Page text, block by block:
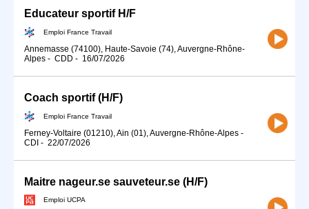
Educateur sportif H/F
Emploi France Travail
Annemasse (74100), Haute-Savoie (74), Auvergne-Rhône-
Alpes - CDD - 16/07/2026
Coach sportif (H/F)
Emploi France Travail
Ferney-Voltaire (01210), Ain (01), Auvergne-Rhône-Alpes -
CDI - 22/07/2026
Maitre nageur.se sauveteur.se (H/F)
Emploi UCPA